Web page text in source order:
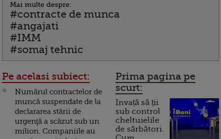
Mai multe despre:
#contracte de munca
#angajati
#IMM
#somaj tehnic
Pe acelasi subiect:
Numărul contractelor de
muncă suspendate de la
declararea stării de
urgenţă a scăzut sub un
milion. Companiile au
Prima pagina pe
scurt:
Invață să ții
sub control
cheltuielile
de sărbători.